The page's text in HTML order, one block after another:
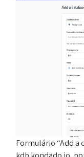
Formulário “Add a